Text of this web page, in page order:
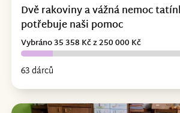
Dvě rakoviny a vážná nemoc
potřebuje naši pomoc
63 dárců
Vybráno 35 358 Kč z 250 000 Kč